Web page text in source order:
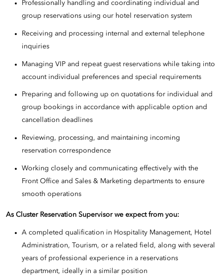
Professionally handling and coordinating individual and
group reservations using our hotel reservation system
Receiving and processing internal and external telephone
inquiries
Managing VIP and repeat guest reservations while taking into
account individual preferences and special requirements
Preparing and following up on quotations for individual and
group bookings in accordance with applicable option and
cancellation deadlines
Reviewing, processing, and maintaining incoming
reservation correspondence
Working closely and communicating effectively with the
Front Office and Sales & Marketing departments to ensure
smooth operations
As Cluster Reservation Supervisor we expect from you:
A completed qualification in Hospitality Management, Hotel
Administration, Tourism, or a related field, along with several
years of professional experience in a reservations
department, ideally in a similar position